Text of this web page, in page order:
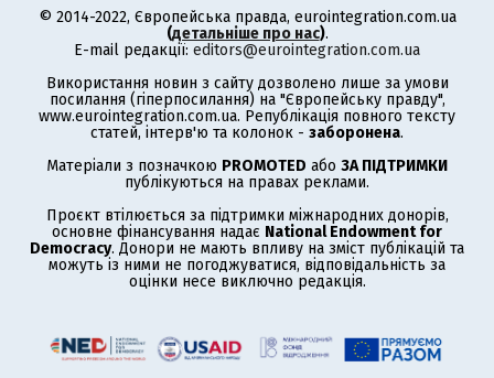
© 2014-2022, Європейська правда, eurointegration.com.ua
(детальніше про нас).
E-mail редакції: editors@eurointegration.com.ua
Використання новин з сайту дозволено лише за умови
посилання (гіперпосилання) на "Європейську правду",
www.eurointegration.com.ua. Републікація повного тексту
статей, інтерв'ю та колонок - заборонена.
Матеріали з позначкою PROMOTED або ЗА ПІДТРИМКИ
публікуються на правах реклами.
Проєкт втілюється за підтримки міжнародних донорів,
основне фінансування надає National Endowment for
Democracy. Донори не мають впливу на зміст публікацій та
можуть із ними не погоджуватися, відповідальність за
оцінки несе виключно редакція.